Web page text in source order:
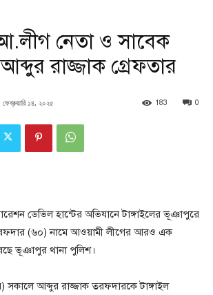
নেতা ও সাবেক
রাজ্জাক গ্রেফতার
ফেব্রুয়ারি ১৪, ২০২৫ 0
183
ডেভিল হান্টের অভিযানে টাঙ্গাইলের ভূঞাপুরে
(৬০) নামে আওয়ামী লীগের আরও এক
ভূঞাপুর থানা পুলিশ।
সকালে আব্দুর রাজ্জাক তরফদারকে টাঙ্গাইল